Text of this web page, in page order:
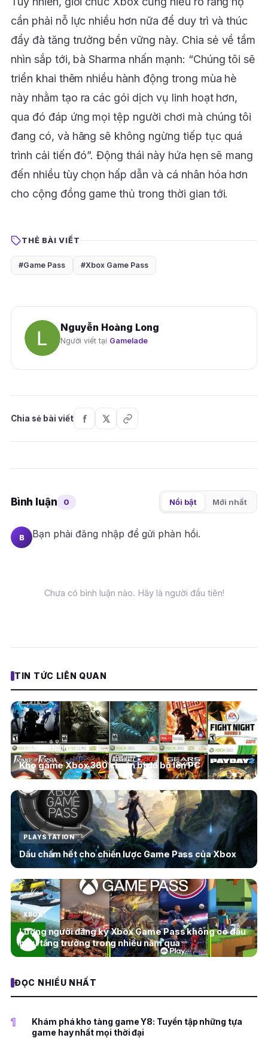
cần phải nỗ lực nhiều hơn nữa để duy trì và thúc
đẩy đà tăng trưởng bền vững này. Chia sẻ về tầm
nhìn sắp tới, bà Sharma nhấn mạnh: “Chúng tôi sẽ
triển khai thêm nhiều hành động trong mùa hè
này nhằm tạo ra các gói dịch vụ linh hoạt hơn,
qua đó đáp ứng mọi tệp người chơi mà chúng tôi
đang có, và hãng sẽ không ngừng tiếp tục quá
trình cải tiến đó”. Động thái này hứa hẹn sẽ mang
đến nhiều tùy chọn hấp dẫn và cá nhân hóa hơn
cho cộng đồng game thủ trong thời gian tới.
THẺ BÀI VIẾT
#Game Pass #Xbox Game Pass
Nguyễn Hoàng Long
Người viết tại Gamelade
Chia sẻ bài viết
Bình luận 0 Nổi bật Mới nhất
B Bạn phải đăng nhập để gửi phản hồi.
Chưa có bình luận nào. Hãy là người đầu tiên!
TIN TỨC LIÊN QUAN
GAME ONLINE PC
Kho game Xbox 360 chuẩn bị đổ bộ lên PC
PLAYSTATION
Dấu chấm hết cho chiến lược Game Pass của Xbox
XBOX
Lượng người đăng ký Xbox Game Pass không có dấu
hiệu tăng trưởng trong nhiều năm qua
ĐỌC NHIỀU NHẤT
1
Khám phá kho tàng game Y8: Tuyển tập những tựa
game hay nhất mọi thời đại